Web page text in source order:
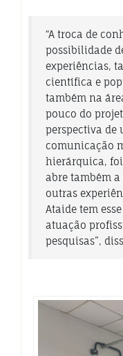
“A troca de
possibilidade
experiências,
científica e
também na
pouco do
perspectiva de
comunicação
hierárquica, foi
abre também
outras
Ataide tem
atuação
pesquisas”,